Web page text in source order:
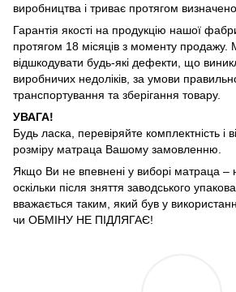
виробництва і триває протягом
Гарантія якості на продукцію нашої
протягом 18 місяців з моменту продажу.
відшкодувати будь-які дефекти, що
виробничих недоліків, за умови
транспортування та зберігання товару.
УВАГА!
Будь ласка, перевіряйте комплектність і
розміру матраца Вашому замовленню.
Якщо Ви не впевнені у виборі матраца –
оскільки після зняття заводського
вважається таким, який був у
чи ОБМІНУ НЕ ПІДЛЯГАЄ!